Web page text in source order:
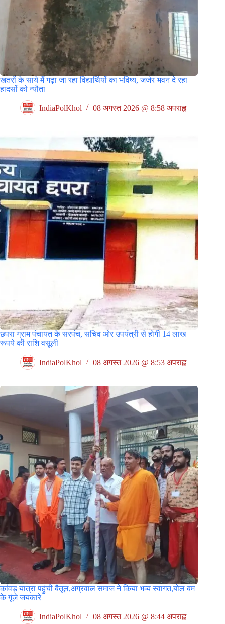
खतरों के साये मैं गढ़ा जा रहा विद्यार्थियों का भविष्य, जर्जर भवन दे रहा
हादसों को न्यौता
IndiaPolKhol 08 अगस्त 2026 @ 8:58 अपराह्न
छपरा ग्राम पंचायत के सरपंच, सचिव ओर उपयंत्री से होगी 14 लाख
रूपये की राशि वसूली
IndiaPolKhol 08 अगस्त 2026 @ 8:53 अपराह्न
कांवड़ यात्रा पहुंची बैतूल,अग्रवाल समाज ने किया भव्य स्वागत,बोल बम
के गूंजे जयकारे
IndiaPolKhol 08 अगस्त 2026 @ 8:44 अपराह्न